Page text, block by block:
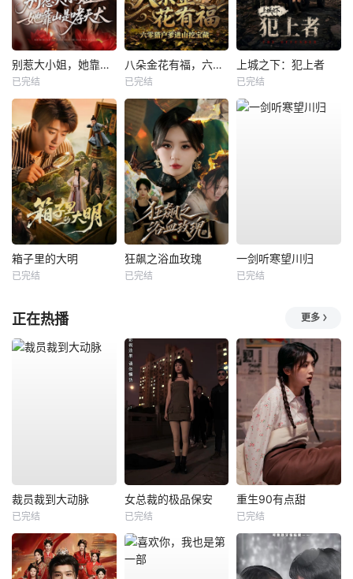
别惹大小姐，她靠山是哮天犬
已完结
八朵金花有福，六零猎户爹进山挖宝藏
已完结
上城之下：犯上者
已完结
箱子里的大明
已完结
狂飙之浴血玫瑰
已完结
一剑听寒望川归
已完结
正在热播 更多
裁员裁到大动脉
已完结
女总裁的极品保安
已完结
重生90有点甜
已完结